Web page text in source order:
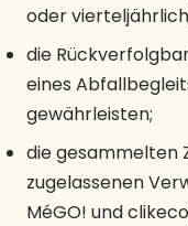
oder
die
eines
gewährleisten;
die gesammelten
zugelassenen
MéGO! und